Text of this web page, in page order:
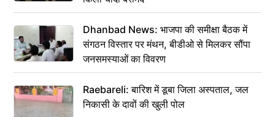
Dhanbad News: भाजपा की समीक्षा बैठक में
संगठन विस्तार पर मंथन, बीडीओ से मिलकर सौंपा
जनसमस्याओं का विवरण
Raebareli: बारिश में डूबा जिला अस्पताल, जल
निकासी के दावों की खुली पोल